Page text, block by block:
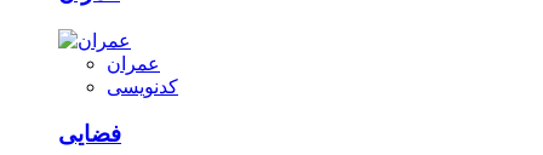
عمران
کدنویسی
فضایی